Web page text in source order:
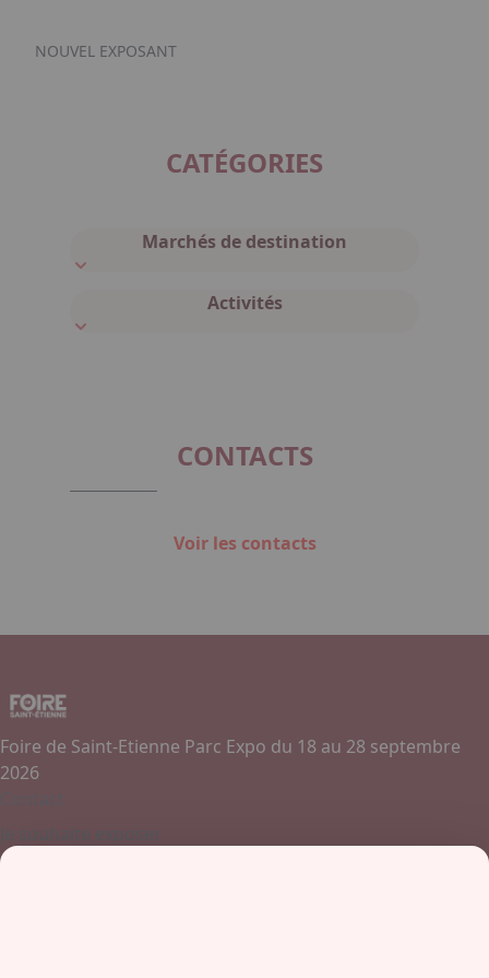
NOUVEL EXPOSANT
CATÉGORIES
Marchés de destination
Activités
CONTACTS
Voir les contacts
Foire de Saint-Etienne Parc Expo du 18 au 28 septembre
2026
Contactez-nous